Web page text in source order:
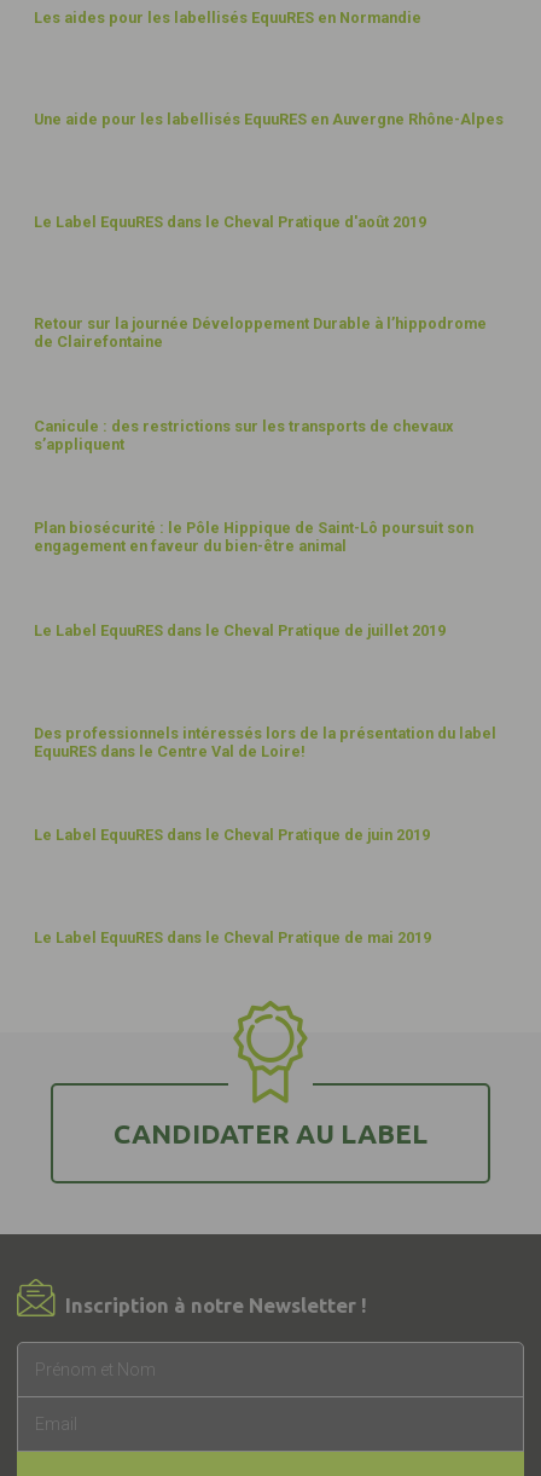
4
Les aides pour les labellisés EquuRES en Normandie
30
Une aide pour les labellisés EquuRES en Auvergne Rhône-Alpes
5
Le Label EquuRES dans le Cheval Pratique d'août 2019
1
AOÛT19
Retour sur la journée Développement Durable à l’hippodrome
de Clairefontaine
22
JUIL 19
Canicule : des restrictions sur les transports de chevaux
s’appliquent
15
JUIL19
Plan biosécurité : le Pôle Hippique de Saint-Lô poursuit son
engagement en faveur du bien-être animal
1
Le Label EquuRES dans le Cheval Pratique de juillet 2019
15
JUIN19
Des professionnels intéressés lors de la présentation du label
EquuRES dans le Centre Val de Loire!
1
Le Label EquuRES dans le Cheval Pratique de juin 2019
1
Le Label EquuRES dans le Cheval Pratique de mai 2019
CANDIDATER AU LABEL
Inscription à notre Newsletter !